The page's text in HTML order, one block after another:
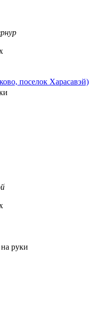
поселок Харасавэй)
на руки